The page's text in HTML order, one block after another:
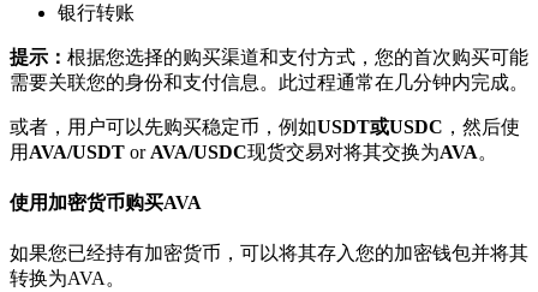
了解如何賺取穩定收入
Bitrue AI
银行转账
提示： 根据您选择的购买渠道和支付方式，您的首次购买可能
需要关联您的身份和支付信息。此过程通常在几分钟内完成。
或者，用户可以先购买稳定币，例如USDT或USDC ，然后使
用 AVA/USDT or AVA/USDC现货交易对将其交换为AVA。
使用加密货币购买AVA
如果您已经持有加密货币，可以将其存入您的加密钱包并将其
转换为AVA。